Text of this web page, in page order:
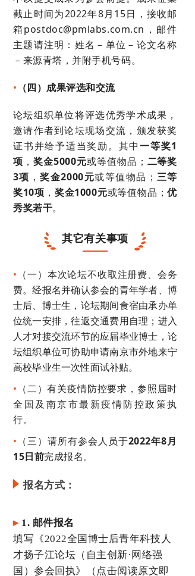
码、DOI等相关信息。
截止时间为2022年8月15日，接收邮
箱postdoc@pmlabs.com.cn，邮件
主题请注明：姓名－单位－论文名称
－来源青塔，并附手机号码。
• （四）成果评选和交流
论坛组织单位将评选优秀学术成果，
邀请作者到论坛现场交流，颁发获奖
证书并给予适当奖励。其中一等奖1
项 ， 奖金5000元或等值物品； 二等奖
3项 ，奖金2000元或等值物品； 三等
奖10项 ， 奖金1000元或等值物品；优
秀奖若干。
其它有关事项
• （一）本次论坛不收取注册费、会务
费。经报名并确认参会的青年学者、博
士后、博士生，论坛期间食宿由承办单
位统一安排，往返交通费用自理；进入
人才对接交流环节的应届毕业博士，论
坛组织单位可协助申请南京市外地来宁
高校毕业生一次性面试补贴。
• （二）有关疫情防控要求，参照届时
全国及南京市最新疫情防控政策执
行。
• （三）请所有参会人员于2022年8月
15日前完成报名。
报名方式：
▸1. 邮件报名
填写《2022全国博士后青年科技人
才扬子江论坛（自主创新·网络强
国）参会回执》（点击阅读原文即